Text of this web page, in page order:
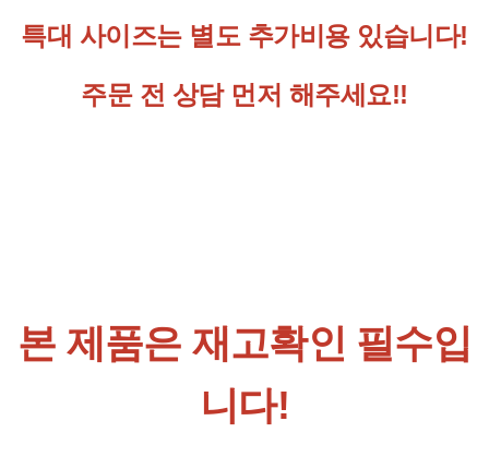
특대 사이즈는 별도 추가비용 있습니다!
주문 전 상담 먼저 해주세요!!
본 제품은 재고확인 필수입
니다!